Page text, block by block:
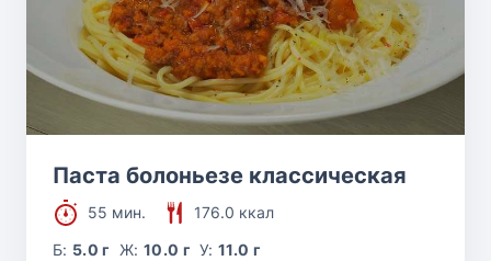
Паста болоньезе классическая
55 мин.
176.0 ккал
Б: 5.0 г Ж: 10.0 г У:11.0 г